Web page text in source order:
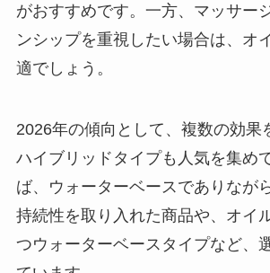
がおすすめです。一方、マッサー
ンシップを重視したい場合は、オ
適でしょう。
2026年の傾向として、複数の効果
ハイブリッドタイプも人気を集め
ば、ウォーターベースでありなが
持続性を取り入れた商品や、オイ
つウォーターベースタイプなど、